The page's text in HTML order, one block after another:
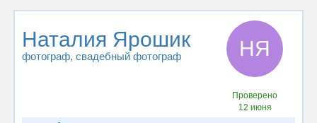
Наталия Ярошик
фотограф, свадебный фотограф НЯ
Проверено
12 июня